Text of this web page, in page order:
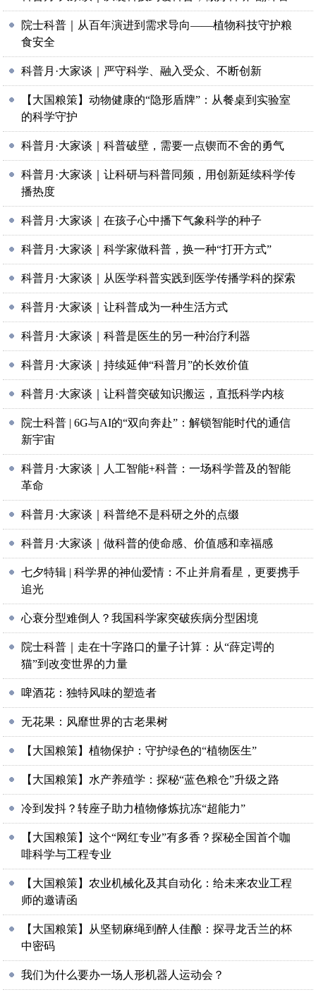
院士科普｜从百年演进到需求导向——植物科技守护粮
食安全
科普月·大家谈｜严守科学、融入受众、不断创新
【大国粮策】动物健康的“隐形盾牌”：从餐桌到实验室
的科学守护
科普月·大家谈｜科普破壁，需要一点锲而不舍的勇气
科普月·大家谈｜让科研与科普同频，用创新延续科学传
播热度
科普月·大家谈｜在孩子心中播下气象科学的种子
科普月·大家谈｜科学家做科普，换一种“打开方式”
科普月·大家谈｜从医学科普实践到医学传播学科的探索
科普月·大家谈｜让科普成为一种生活方式
科普月·大家谈｜科普是医生的另一种治疗利器
科普月·大家谈｜持续延伸“科普月”的长效价值
科普月·大家谈｜让科普突破知识搬运，直抵科学内核
院士科普 | 6G与AI的“双向奔赴”：解锁智能时代的通信
新宇宙
科普月·大家谈｜人工智能+科普：一场科学普及的智能
革命
科普月·大家谈｜科普绝不是科研之外的点缀
科普月·大家谈｜做科普的使命感、价值感和幸福感
七夕特辑 | 科学界的神仙爱情：不止并肩看星，更要携手
追光
心衰分型难倒人？我国科学家突破疾病分型困境
院士科普｜走在十字路口的量子计算：从“薛定谔的
猫”到改变世界的力量
啤酒花：独特风味的塑造者
无花果：风靡世界的古老果树
【大国粮策】植物保护：守护绿色的“植物医生”
【大国粮策】水产养殖学：探秘“蓝色粮仓”升级之路
冷到发抖？转座子助力植物修炼抗冻“超能力”
【大国粮策】这个“网红专业”有多香？探秘全国首个咖
啡科学与工程专业
【大国粮策】农业机械化及其自动化：给未来农业工程
师的邀请函
【大国粮策】从坚韧麻绳到醉人佳酿：探寻龙舌兰的杯
中密码
我们为什么要办一场人形机器人运动会？